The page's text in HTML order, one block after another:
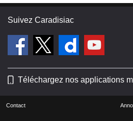
Suivez Caradisiac
Téléchargez nos applications
Contact